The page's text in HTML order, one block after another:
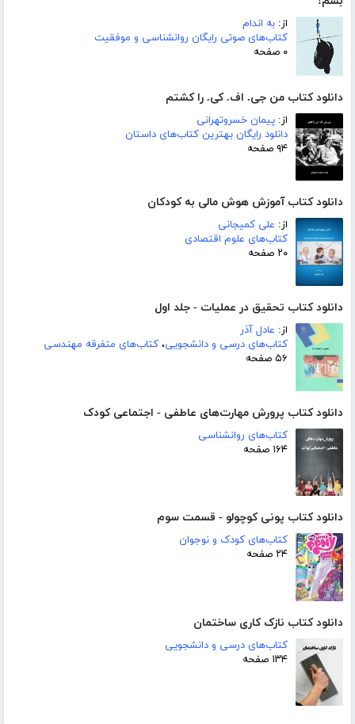
از: به اندام
کتاب‌های صوتی رایگان روانشناسی و موفقیت
۰ صفحه
دانلود کتاب من جی. اف. کی. را کشتم
از: پیمان خسروتهرانی
دانلود رایگان بهترین کتاب‌های داستان
۹۴ صفحه
دانلود کتاب آموزش هوش مالی به کودکان
از: علی کمیجانی
کتاب‌های علوم اقتصادی
۲۰ صفحه
دانلود کتاب تحقیق در عملیات - جلد اول
از: عادل آذر
کتاب‌های درسی و دانشجویی، کتاب‌های متفرقه مهندسی
۵۶ صفحه
دانلود کتاب پرورش مهارت‌های عاطفی - اجتماعی کودک
کتاب‌های روانشناسی
۱۶۴ صفحه
دانلود کتاب پونی کوچولو - قسمت سوم
کتاب‌های کودک و نوجوان
۲۴ صفحه
دانلود کتاب نازک کاری ساختمان
کتاب‌های درسی و دانشجویی
۱۳۴ صفحه